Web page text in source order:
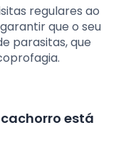
regulares ao
que o seu
parasitas, que
está